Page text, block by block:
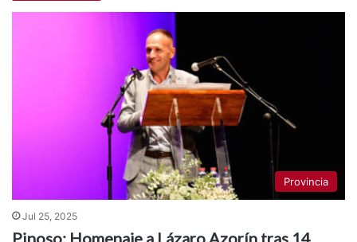
Provincia
Jul 25, 2025
Pinoso: Homenaje a Lázaro Azorín tras 14